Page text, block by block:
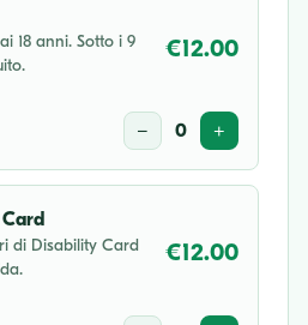
18 anni. Sotto i 9
€12.00
− 0 +
di Disability Card
€12.00